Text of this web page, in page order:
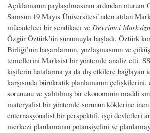
Açıklamanın paylaşılmasının ardından
Samsun 19 Mayıs Üniversitesi’nden atılan
mücadeleci bir sendikacı ve Devrimci
Özgür Öztürk’ün sunumuyla başladı. Öztürk
Birliği’nin başarılarının, yozlaşmasının ve
temellerini Marksist bir yöntemle analiz etti.
kişilerin hatalarına ya da dış etkilere bağlayan
karşısında bürokratik planlamanın
sorununu ve yalıtılmış bir ekonominin maddi
materyalist bir yöntemle sorunun köklerine
enternasyonalist bir perspektifi, işçi devletleri
merkezi planlamanın potansiyelini ve